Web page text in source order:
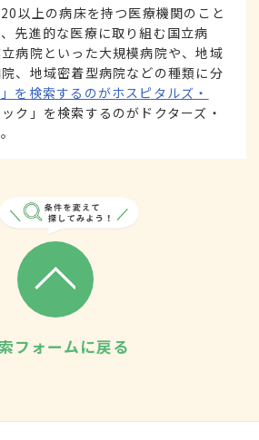
以上の病床を持つ医療機関のこと
先進的な医療に取り組む国立病
病院といった大規模病院や、地域
、地域密着型病院などの種類に分
」を検索するのがホスピタルズ・
ク」を検索するのがドクターズ・
フォームに戻る